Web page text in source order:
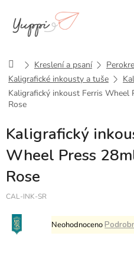
obsah
DomůKreslení a psaní
Kaligrafické inkousty a tuše
Kaligrafický inkoust Ferris
Rose
Kaligrafický
Wheel Press
Rose
CAL-INK-SR
Průměrné
hodnocení
Neohodnoceno